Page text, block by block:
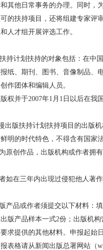
其他日常事务的办理。同时，
的扶持项目，还将组建专家评
人才组开展评选工作。
计划扶持的对象包括：在中
纸、期刊、图书、音像制品、
作团体和编辑人员。
并于2007年1月1日以后在我
版扶持计划扶持项目的出版
明的时代特色，不得含有国家
创作品，出版机构或作者拥
在三年内出现过侵犯他人著
品或作者须提交以下材料：填
版产品样本一式2份；出版机
求提供的其他材料。申报起始
表格请从新闻出版总署网站（